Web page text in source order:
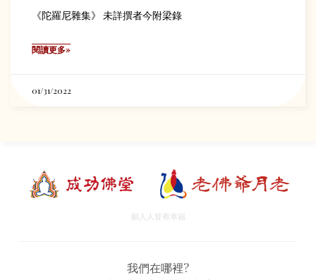
《陀羅尼雜集》 未詳撰者今附梁錄
閱讀更多»
01/31/2022
願人人皆有幸福
我們在哪裡?